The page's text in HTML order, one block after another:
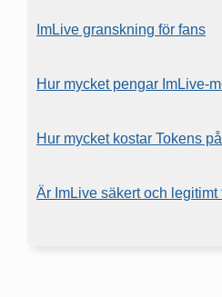
ImLive granskning för fans
Hur mycket pengar ImLive-
Hur mycket kostar Tokens
Är ImLive säkert och legitimt